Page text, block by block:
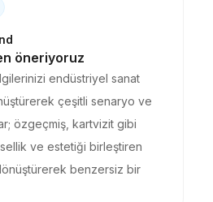
öneriyoruz
endüstriyel sanat
çeşitli senaryo ve
özgeçmiş, kartvizit gibi
ve estetiği birleştiren
benzersiz bir